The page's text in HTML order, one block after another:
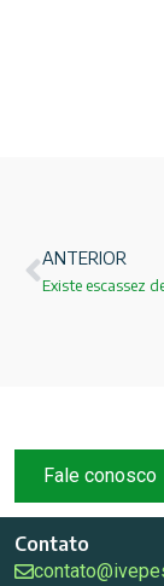
ANTERIOR
Fale conosco
Contato